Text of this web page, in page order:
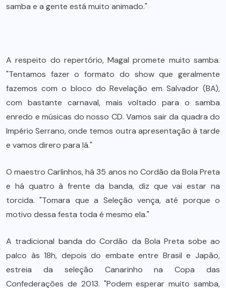
samba e a gente está muito animado."
A respeito do repertório, Magal promete muito samba.
"Tentamos fazer o formato do show que geralmente
fazemos com o bloco do Revelação em Salvador (BA),
com bastante carnaval, mais voltado para o samba
enredo e músicas do nosso CD. Vamos sair da quadra do
Império Serrano, onde temos outra apresentação à tarde
e vamos direro para lá."
O maestro Carlinhos, há 35 anos no Cordão da Bola Preta
e há quatro à frente da banda, diz que vai estar na
torcida. "Tomara que a Seleção vença, até porque o
motivo dessa festa toda é mesmo ela."
A tradicional banda do Cordão da Bola Preta sobe ao
palco às 18h, depois do embate entre Brasil e Japão,
estreia da seleção Canarinho na Copa das
Confederações de 2013. "Podem esperar muito samba,